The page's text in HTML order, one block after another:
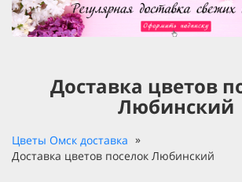
Доставка цветов
Любинский
Цветы Омск доставка
Доставка цветов поселок Любинский